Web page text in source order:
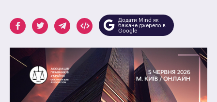
Додати Mind як
бажане джерело в
Google